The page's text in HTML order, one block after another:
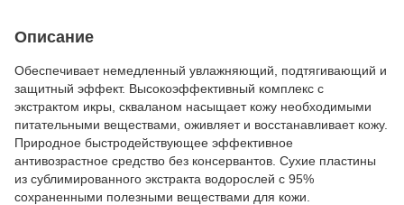
Описание
Обеспечивает немедленный увлажняющий, подтягивающий и
защитный эффект. Высокоэффективный комплекс с
экстрактом икры, скваланом насыщает кожу необходимыми
питательными веществами, оживляет и восстанавливает кожу.
Природное быстродействующее эффективное
антивозрастное средство без консервантов. Сухие пластины
из сублимированного экстракта водорослей с 95%
сохраненными полезными веществами для кожи.